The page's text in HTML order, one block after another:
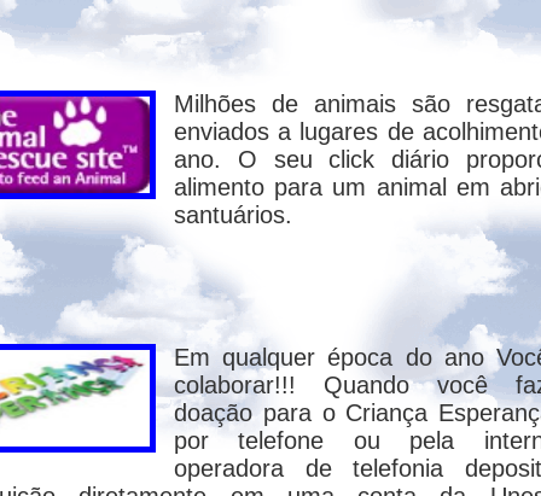
SR. FREDERICO VIOTTI DO
foi condenada por S. Paulo,
Milhões de animais são
enviados a lugares de
ano. O seu click diário
alimento para um animal em
santuários.
Em qualquer época do ano
colaborar!!! Quando você
doação para o Criança
por telefone ou pela
operadora de telefonia